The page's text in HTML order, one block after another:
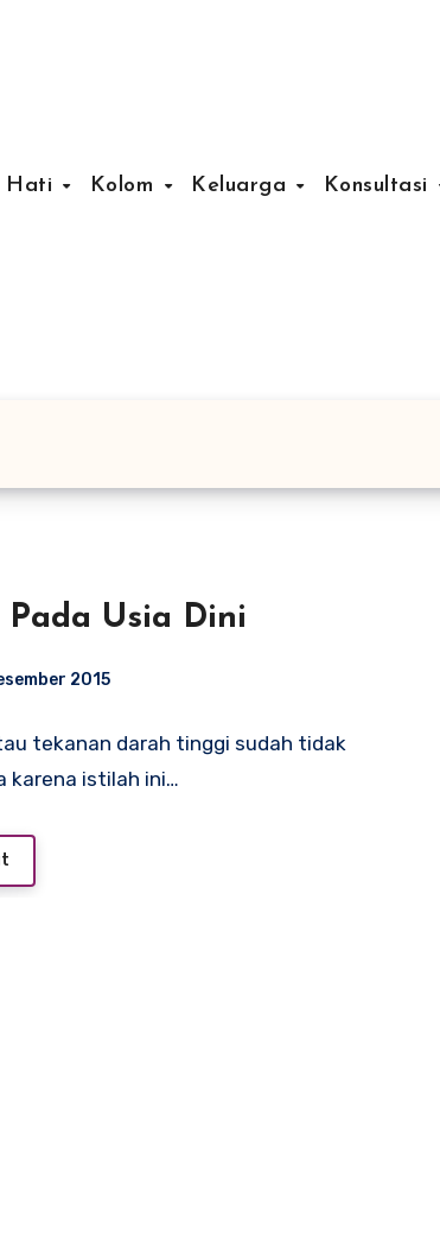
Hati Kolom Keluarga Konsultasi
Usia Dini
2015
tekanan darah tinggi sudah tidak
karena istilah ini…